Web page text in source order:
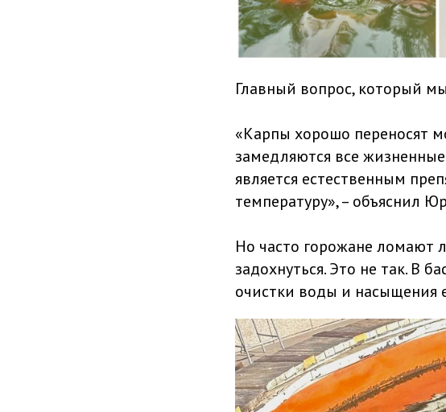
Главный вопрос, который
«Карпы хорошо переносят
замедляются все
является естественным
температуру», – объяснил
Но часто горожане ломают
задохнуться. Это не так. В
очистки воды и насыщения